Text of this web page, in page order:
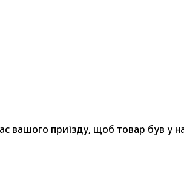
приїзду, щоб товар був у